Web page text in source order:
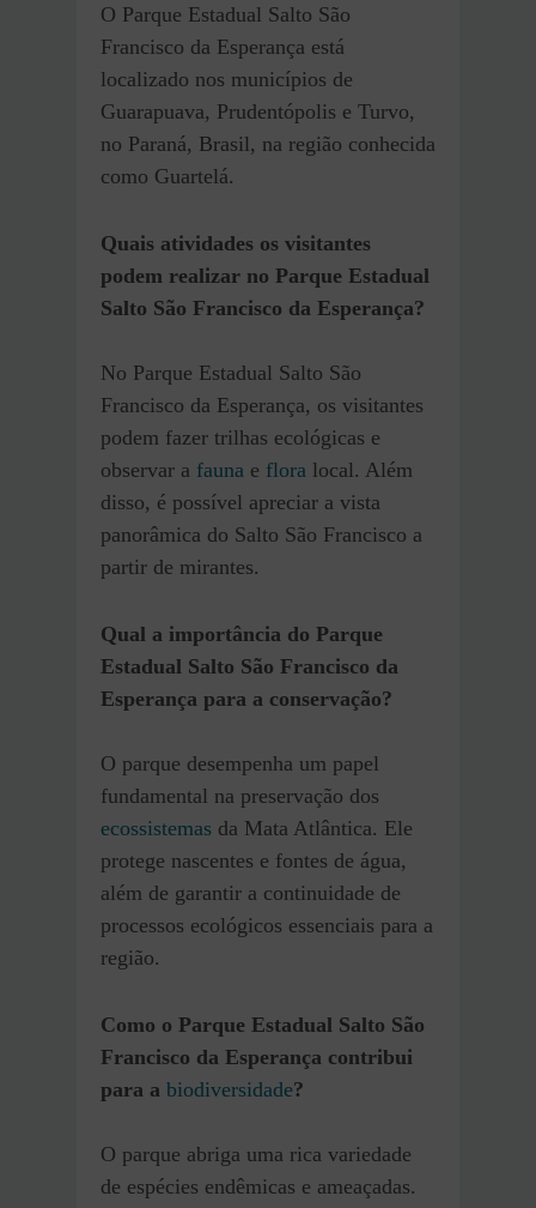
O Parque Estadual Salto São
Francisco da Esperança está
localizado nos municípios de
Guarapuava, Prudentópolis e Turvo,
no Paraná, Brasil, na região conhecida
como Guartelá.
Quais atividades os visitantes
podem realizar no Parque Estadual
Salto São Francisco da Esperança?
No Parque Estadual Salto São
Francisco da Esperança, os visitantes
podem fazer trilhas ecológicas e
observar a fauna e flora local. Além
disso, é possível apreciar a vista
panorâmica do Salto São Francisco a
partir de mirantes.
Qual a importância do Parque
Estadual Salto São Francisco da
Esperança para a conservação?
O parque desempenha um papel
fundamental na preservação dos
ecossistemas da Mata Atlântica. Ele
protege nascentes e fontes de água,
além de garantir a continuidade de
processos ecológicos essenciais para a
região.
Como o Parque Estadual Salto São
Francisco da Esperança contribui
para a biodiversidade?
O parque abriga uma rica variedade
de espécies endêmicas e ameaçadas.